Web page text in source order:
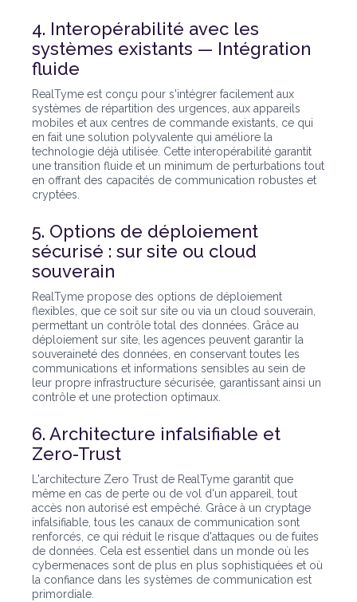
4. Interopérabilité avec les
systèmes existants — Intégration
fluide
RealTyme est conçu pour s'intégrer facilement aux
systèmes de répartition des urgences, aux appareils
mobiles et aux centres de commande existants, ce qui
en fait une solution polyvalente qui améliore la
technologie déjà utilisée. Cette interopérabilité garantit
une transition fluide et un minimum de perturbations tout
en offrant des capacités de communication robustes et
cryptées.
5. Options de déploiement
sécurisé : sur site ou cloud
souverain
RealTyme propose des options de déploiement
flexibles, que ce soit sur site ou via un cloud souverain,
permettant un contrôle total des données. Grâce au
déploiement sur site, les agences peuvent garantir la
souveraineté des données, en conservant toutes les
communications et informations sensibles au sein de
leur propre infrastructure sécurisée, garantissant ainsi un
contrôle et une protection optimaux.
6. Architecture infalsifiable et
Zero-Trust
L'architecture Zero Trust de RealTyme garantit que
même en cas de perte ou de vol d'un appareil, tout
accès non autorisé est empêché. Grâce à un cryptage
infalsifiable, tous les canaux de communication sont
renforcés, ce qui réduit le risque d'attaques ou de fuites
de données. Cela est essentiel dans un monde où les
cybermenaces sont de plus en plus sophistiquées et où
la confiance dans les systèmes de communication est
primordiale.